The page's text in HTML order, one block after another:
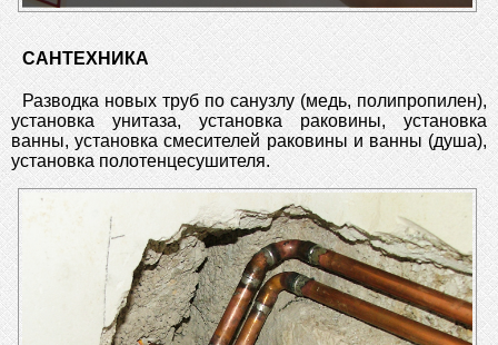
САНТЕХНИКА
Разводка новых труб по санузлу (медь, полипропилен),
установка унитаза, установка раковины, установка
ванны, установка смесителей раковины и ванны (душа),
установка полотенцесушителя.